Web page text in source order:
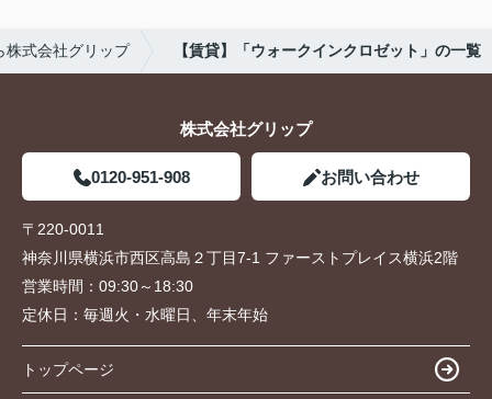
株式会社グリップ 【賃貸】「ウォークインクロゼット」の一覧
株式会社グリップ
0120-951-908 お問い合わせ
〒220-0011
神奈川県横浜市西区高島２丁目7-1 ファーストプレイス横浜2階
営業時間： 09:30～18:30
定休日： 毎週火・水曜日、年末年始
トップページ